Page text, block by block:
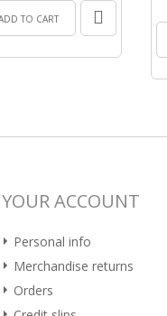
TO CART
YOUR ACCOUNT
Personal info
Merchandise returns
Orders